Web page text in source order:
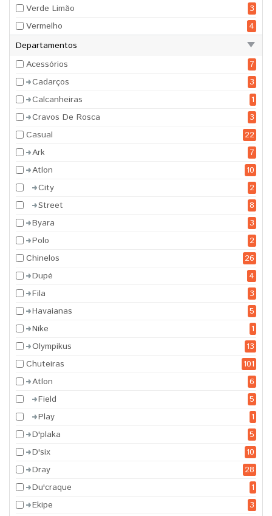
Verde Limão
3
Vermelho
4
Departamentos
Acessórios
7
Cadarços
3
Calcanheiras
1
Cravos De Rosca
3
Casual
22
Ark
7
Atlon
10
City
2
Street
8
Byara
3
Polo
2
Chinelos
26
Dupé
4
Fila
3
Havaianas
5
Nike
1
Olympikus
13
Chuteiras
101
Atlon
6
Field
5
Play
1
D'plaka
5
D'six
10
Dray
28
Du'craque
1
Ekipe
3